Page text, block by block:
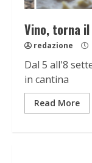
Vino, torna
redazione
Dal 5 all'8
in cantina
Read More